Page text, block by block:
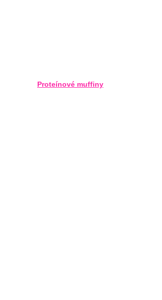
Proteínové muffiny